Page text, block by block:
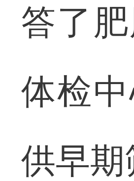
答了
体检
供早